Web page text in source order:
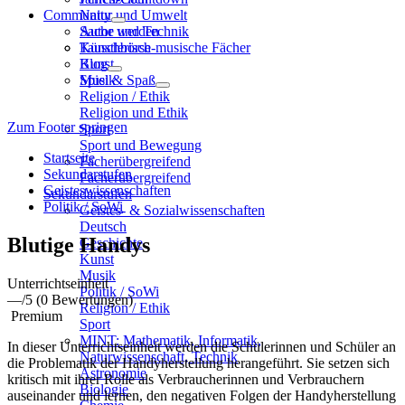
Natur und Umwelt
Sache und Technik
Künstlerisch-musische Fächer
Kunst
Musik
Religion / Ethik
Religion und Ethik
Sport
Sport und Bewegung
Fächerübergreifend
Fächerübergreifend
Sekundarstufen
Geistes- & Sozialwissenschaften
Deutsch
Geschichte
Kunst
Musik
Politik / SoWi
Religion / Ethik
Sport
MINT: Mathematik, Informatik,
Naturwissenschaft, Technik
Astronomie
Biologie
Community
Autor werden
Tauschbörse
Blog
Spiel & Spaß
Zum Footer springen
Startseite
Sekundarstufen
Geisteswissenschaften
Politik / SoWi
Blutige Handys
Unterrichtseinheit
—/5 (0 Bewertungen)
Premium
In dieser Unterrichtseinheit werden die Schülerinnen und Schüler an
die Problematik der Handyherstellung herangeführt. Sie setzen sich
kritisch mit ihrer Rolle als Verbraucherinnen und Verbrauchern
auseinander und lernen, den negativen Folgen der Handyherstellung